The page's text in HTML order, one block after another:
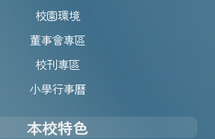
校園環境
董事會專區
校刊專區
小學行事曆
本校特色